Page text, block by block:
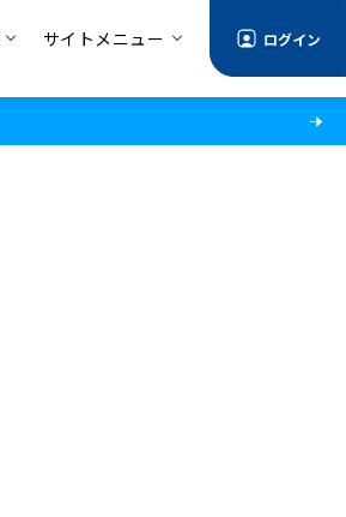
サイトメニュー ログイン